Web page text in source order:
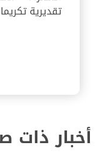
تقديرية
أخبار ذات